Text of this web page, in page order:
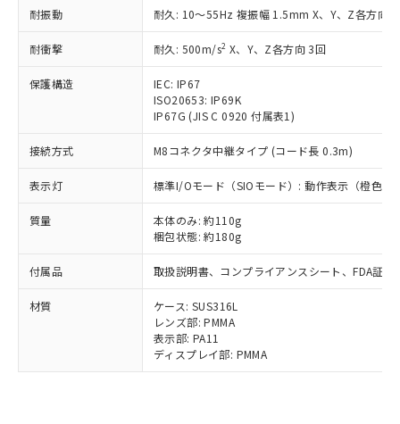
耐振動 耐久: 10～55Hz 複振幅 1.5mm X、Y、Z各方向
耐衝撃 耐久: 500m/s2 X、Y、Z各方向 3回
保護構造
IEC: IP67
ISO20653: IP69K
IP67G (JIS C 0920 付属表1)
接続方式 M8コネクタ中継タイプ (コード長 0.3m)
表示灯 標準I/Oモード（SIOモード）: 動作表示（橙色/
質量
本体のみ: 約110g
梱包状態: 約180g
付属品 取扱説明書、コンプライアンスシート、FDA証
材質
ケース: SUS316L
レンズ部: PMMA
表示部: PA11
ディスプレイ部: PMMA
準価格とは異なる場合があることをご
了承ください。
正式な納期状況および標準価格はお客
様のお取引先、またはお客様担当のオ
ムロン制御機器販売店・当社販売員に
ご相談ください。
オムロン制御機器販売店や当社販売拠
販売ネットワーク
」をご確認
ください。
在庫状況および標準価格結果を当社の
事前の承諾なく第三者に漏洩または開
示しないようお願いします。
マイパーツ機能（部品リスト作成サー
ビス）をご利用いただくには、I-Web
メンバーズにご登録されている必要が
お客様が当ウェブサイト上で当社にご
登録された部品リストについて、当社
および当社の共同利用者が、当社の製
品・サービスに関するお客様との取
六価クロム(Cr(Ⅵ)) 1000ppm以下、ポリ臭化ビフェニル
類(PBB) 1000ppm以下、ポリ臭化ジフェニルエーテル類
(PBDE) 1000ppm以下、フタル酸ビス(2-エチルヘキシ
ル) (DEHP)(別名：DOP) 1000ppm以下、フタル酸ブチ
(DIBP) 1000ppm以下
但し、RoHS指令で産業用監視および制御機器に対する
適用除外項目は除く。
※2 対応予定月
部品在庫の切り替え状況などにより、予定
月が前後することがあります。
※3 非含有証明書ダウンロード
下記の非含有証明書をダウンロードするこ
Cr(Ⅵ)(六価クロム) : 1000ppm、 PBBs(ポリ臭化ビフェ
ル類) : 1000ppm、
DBP(フタル酸ジブチル) : 1000ppm、 DIBP(フタル酸ジ
イソブチル) : 1000ppm、 BBP(フタル酸ブチルベンジ
ル) : 1000ppm、
DEHP(フタル酸ビス(2-エチルヘキシル)) : 1000ppm
※2 環境保護使用期限
「ｅ」：有害物質（10物質）のすべてが基
準値以下であることを示します。
「10」：通常の使用状況下において有害物
質が外部に漏えいし、環境に深刻な影響を
及ぼさない年数を意味します。
「－」：未確認です。当社販売部門へお問
い合わせください。
可)を取得するなどの必要な手続きを
とります。
当社は規制貨物を破棄する場合は、完
全に破砕するなど、違法に輸出されな
いよう必要な手段を講じます。
当社は貴社製品を、核兵器、ミサイ
ル、化学兵器、生物兵器またはその他
使用いたしません。
当社は、貴社製品を第三者に販売する
場合は、上記1、2および3の内容を当
該第三者に通知します。また当社は、
販売先および販売に係わる関係者が違
法に輸出するおそれがある場合は、取
り引きをいたしません。
一定数以上の在庫あり
一定数には満たないが在庫あり
在庫なし(最新の在庫状況につ
いては、お客様のお取引先、ま
たはお客様担当のオムロン制御
機器販売店・当社販売員にご確
認ください)
受注生産機種、また在庫状況の